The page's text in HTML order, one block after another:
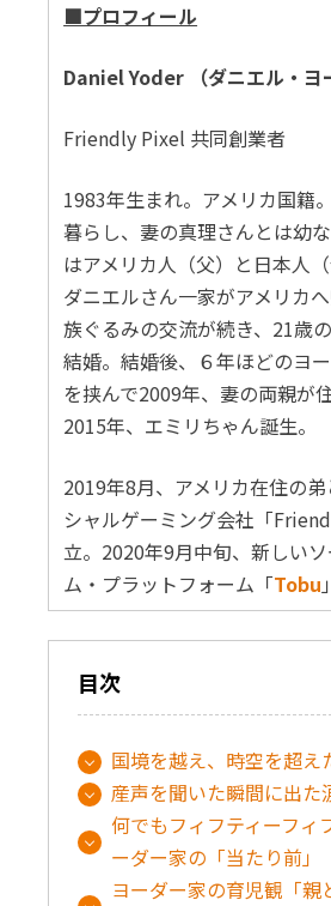
■プロフィール
Daniel Yoder （ダニエル・ヨ
Friendly Pixel 共同創業者
1983年生まれ。アメリカ国籍
暮らし、妻の真理さんとは幼
はアメリカ人（父）と日本人（
ダニエルさん一家がアメリカ
族ぐるみの交流が続き、21歳
結婚。結婚後、６年ほどのヨ
を挟んで2009年、妻の両親が
2015年、エミリちゃん誕生。
2019年8月、アメリカ在住の
シャルゲーミング会社「
立。2020年9月中旬、新しい
ム・プラットフォーム「Tobu
目次
国境を越え、時空を超え
産声を聞いた瞬間に出た
何でもフィフティーフィ
ーダー家の「当たり前」
ヨーダー家の育児観「親